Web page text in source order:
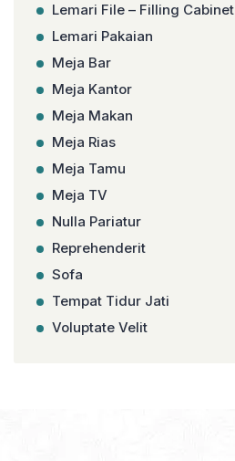
Lemari File – Filling Cabinet
Lemari Pakaian
Meja Bar
Meja Kantor
Meja Makan
Meja Rias
Meja Tamu
Meja TV
Nulla Pariatur
Reprehenderit
Sofa
Tempat Tidur Jati
Voluptate Velit